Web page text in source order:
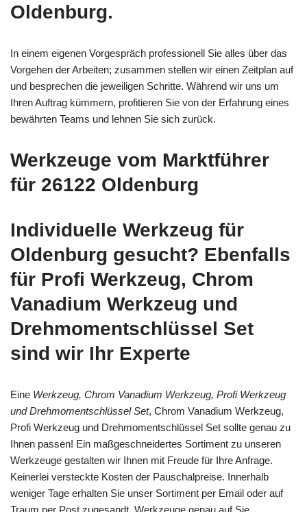
Oldenburg.
In einem eigenen Vorgespräch professionell Sie alles über das
Vorgehen der Arbeiten; zusammen stellen wir einen Zeitplan auf
und besprechen die jeweiligen Schritte. Während wir uns um
Ihren Auftrag kümmern, profitieren Sie von der Erfahrung eines
bewährten Teams und lehnen Sie sich zurück.
Werkzeuge vom Marktführer
für 26122 Oldenburg
Individuelle Werkzeug für
Oldenburg gesucht? Ebenfalls
für Profi Werkzeug, Chrom
Vanadium Werkzeug und
Drehmomentschlüssel Set
sind wir Ihr Experte
Eine Werkzeug, Chrom Vanadium Werkzeug, Profi Werkzeug
und Drehmomentschlüssel Set, Chrom Vanadium Werkzeug,
Profi Werkzeug und Drehmomentschlüssel Set sollte genau zu
Ihnen passen! Ein maßgeschneidertes Sortiment zu unseren
Werkzeuge gestalten wir Ihnen mit Freude für Ihre Anfrage.
Keinerlei versteckte Kosten der Pauschalpreise. Innerhalb
weniger Tage erhalten Sie unser Sortiment per Email oder auf
Traum per Post zugesandt. Werkzeuge genau auf Sie